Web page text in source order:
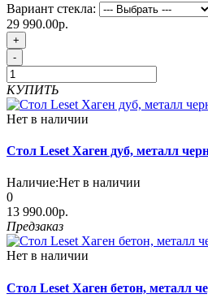
Вариант стекла:
29 990.00р.
+
-
КУПИТЬ
Нет в наличии
Стол Leset Хаген дуб, металл
Наличие:Нет в наличии
0
13 990.00р.
Предзаказ
Нет в наличии
Стол Leset Хаген бетон, металл